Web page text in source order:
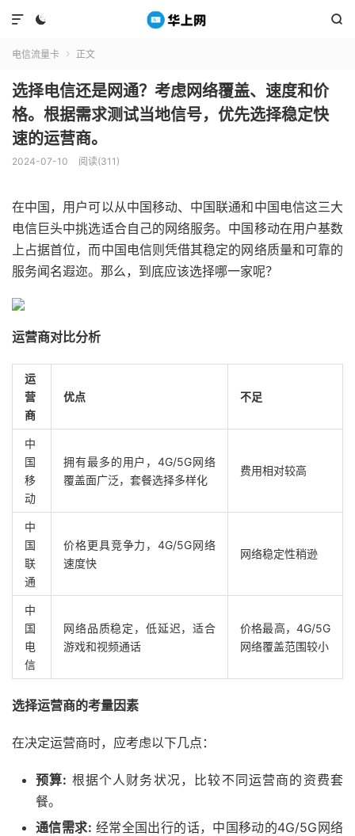
 

电信流量卡  正文
选择电信还是网通？考虑网络覆盖、速度和价
格。根据需求测试当地信号，优先选择稳定快
速的运营商。
2024-07-10 阅读(311)
在中国，用户可以从中国移动、中国联通和中国电信这三大
电信巨头中挑选适合自己的网络服务。中国移动在用户基数
上占据首位，而中国电信则凭借其稳定的网络质量和可靠的
服务闻名遐迩。那么，到底应该选择哪一家呢？
运营商对比分析
运
营
商
优点 不足
中
国
移
动
拥有最多的用户，4G/5G网络
覆盖面广泛，套餐选择多样化
费用相对较高
中
国
联
通
价格更具竞争力，4G/5G网络
速度快
网络稳定性稍逊
中
国
电
信
网络品质稳定，低延迟，适合
游戏和视频通话
价格最高，4G/5G
网络覆盖范围较小
选择运营商的考量因素
在决定运营商时，应考虑以下几点：
预算: 根据个人财务状况，比较不同运营商的资费套
餐。
通信需求: 经常全国出行的话，中国移动的4G/5G网络